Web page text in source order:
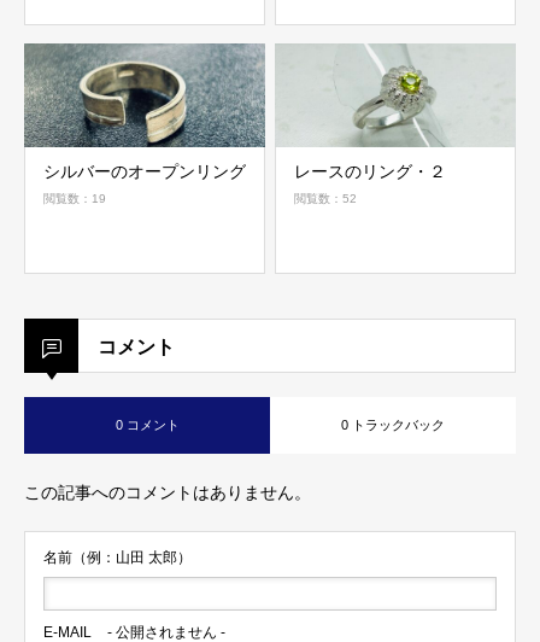
シルバーのオープンリング
閲覧数：19
レースのリング・２
閲覧数：52
コメント
0 コメント 0 トラックバック
この記事へのコメントはありません。
名前（例：山田 太郎）
E-MAIL - 公開されません -